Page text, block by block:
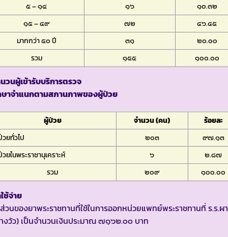
๕ – ๑๔
๑๖
๑๐.๓๒
๑๕ – ๔๙
๗๒
๔๖.๔๕
มากกว่า ๕๐ ปี
๓๑
๒๐.๐๐
รวม
๑๕๕ ๑๐๐.๐๐
วนผู้เข้ารับบริการตรวจ
าจำแนกตามสภานภาพของผู้ป่วย
ผู้ป่วย จำนวน (คน)
ร้อยละ
ยทั่วไป
๒๐๓
๙๗.๑๓
ยในพระราชานุเคราะห์
๖
๒.๘๗
รวม
๒๐๙ ๑๐๐.๐๐
ช้จ่าย
วนของยาพระราชทานที่ใช้ในการออกหน่วยแพทย์พระราชทานที่ ร.ร.ผ
งวัว) เป็นจำนวนเงินประมาณ ๗๑๖๒.๐๐ บาท